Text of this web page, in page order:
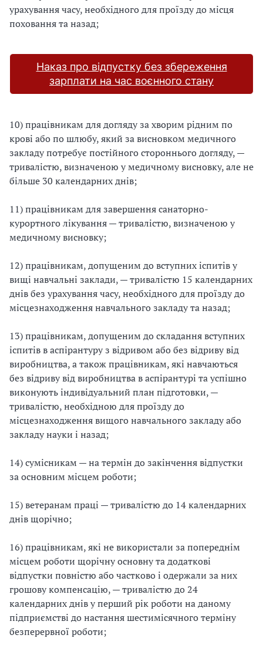
урахування часу, необхідного для проїзду до місця
поховання та назад;
Наказ про відпустку без збереження
зарплати на час воєнного стану
10) працівникам для догляду за хворим рідним по
крові або по шлюбу, який за висновком медичного
закладу потребує постійного стороннього догляду, —
тривалістю, визначеною у медичному висновку, але не
більше 30 календарних днів;
11) працівникам для завершення санаторно-
курортного лікування — тривалістю, визначеною у
медичному висновку;
12) працівникам, допущеним до вступних іспитів у
вищі навчальні заклади, — тривалістю 15 календарних
днів без урахування часу, необхідного для проїзду до
місцезнаходження навчального закладу та назад;
13) працівникам, допущеним до складання вступних
іспитів в аспірантуру з відривом або без відриву від
виробництва, а також працівникам, які навчаються
без відриву від виробництва в аспірантурі та успішно
виконують індивідуальний план підготовки, —
тривалістю, необхідною для проїзду до
місцезнаходження вищого навчального закладу або
закладу науки і назад;
14) сумісникам — на термін до закінчення відпустки
за основним місцем роботи;
15) ветеранам праці — тривалістю до 14 календарних
днів щорічно;
16) працівникам, які не використали за попереднім
місцем роботи щорічну основну та додаткові
відпустки повністю або частково і одержали за них
грошову компенсацію, — тривалістю до 24
календарних днів у перший рік роботи на даному
підприємстві до настання шестимісячного терміну
безперервної роботи;